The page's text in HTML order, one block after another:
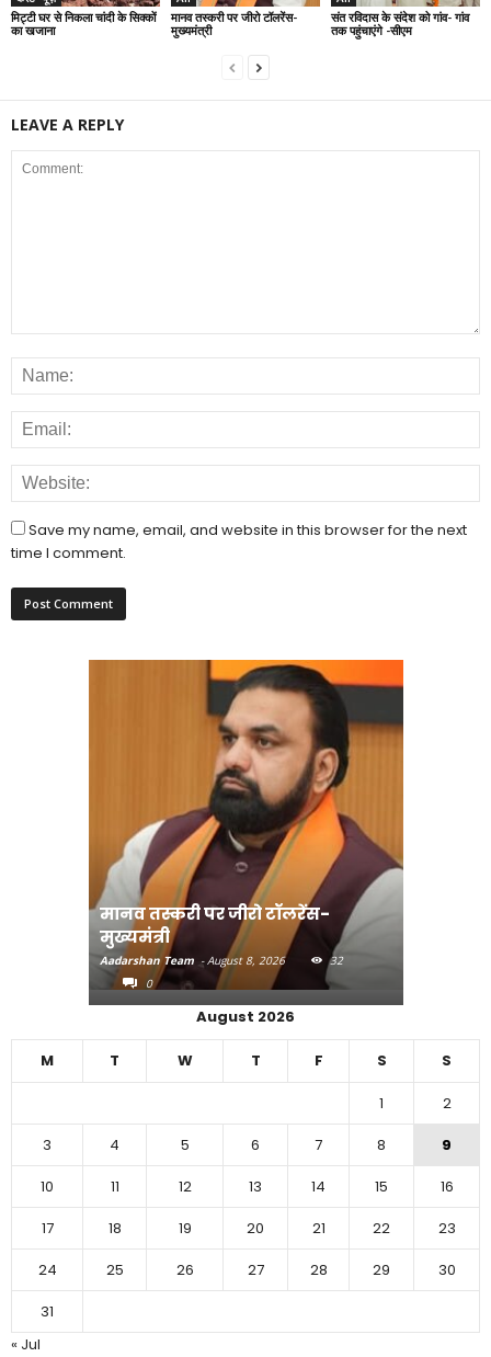
मिट्टी घर से निकला चांदी के सिक्कों
का खजाना
मानव तस्करी पर जीरो टॉलरेंस-
मुख्यमंत्री
संत रविदास के संदेश को गांव- गांव
तक पहुंचाएंगे -सीएम
LEAVE A REPLY
Save my name, email, and website in this browser for the next
time I comment.
मानव तस्करी पर जीरो टॉलरेंस-
मुख्यमंत्री
Aadarshan Team - August 8, 2026
32
0
August 2026
M T W T F S S
1
2
3
4 5 6 7 8
9
10
11 12 13 14 15
16
17
18 19 20 21 22
23
24
25 26 27 28 29
30
31
« Jul